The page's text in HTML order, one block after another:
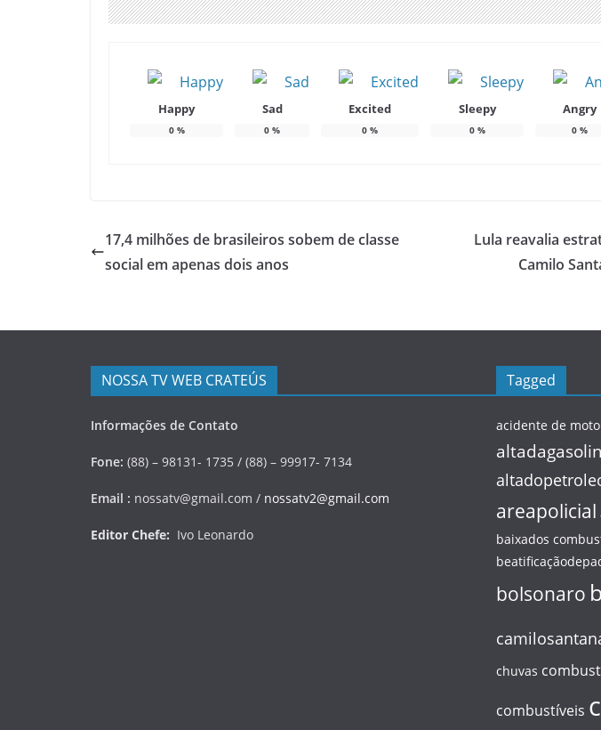
Happy
0%
Sad
0 %
Excited
0 %
Sleepy
0%
Angry
0 %
17,4 milhões de brasileiros sobem de classe
social em apenas dois anos
Lula reavalia
Camilo
NOSSA TV WEB CRATEÚS
Informações de Contato
Fone: (88) – 98131- 1735 / (88) – 99917- 7134
Email : nossatv@gmail.com / nossatv2@gmail.com
Editor Chefe: Ivo Leonardo
Tagged
acidente de moto
areapolicial
baixados
bolsonaro
chuvas
combustíveis